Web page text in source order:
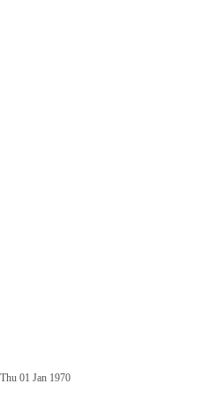
Thu 01 Jan 1970